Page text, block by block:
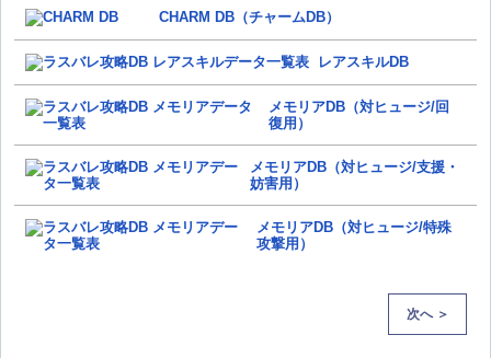
CHARM DB（チャームDB）
レアスキルDB
メモリアDB（対ヒュージ/回
復用）
メモリアDB（対ヒュージ/支援・
妨害用）
メモリアDB（対ヒュージ/特殊
攻撃用）
次へ ＞